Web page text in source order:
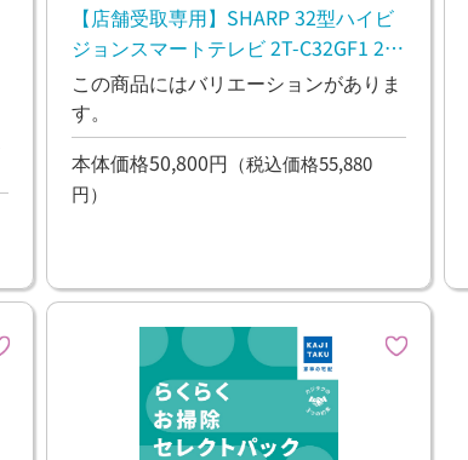
【店舗受取専用】SHARP 32型ハイビ
ジョンスマートテレビ 2T-C32GF1 2T-
C32GF1
この商品にはバリエーションがありま
す。
本体価格50,800円 （税込価格55,880
円）